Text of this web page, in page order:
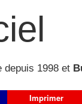
depuis 1998 et
Imprimer